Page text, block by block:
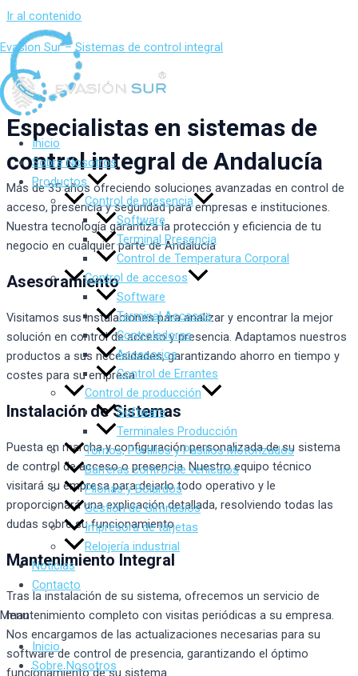
Ir al contenido
Evasion Sur – Sistemas de control integral
Inicio
Sobre Nosotros
Productos
Control de presencia
Software
Terminal Presencia
Control de Temperatura Corporal
Control de accesos
Software
Terminal Accesos
Controladoras
Accesorios
Control de Errantes
Control de producción
Software
Terminales Producción
Tornos, Portillos y Pasillos Motorizados
Barreras control de vehículos
Pilonas y Bolardos
Gestión de Gimnasios
Impresora de tarjetas
Relojería industrial
Noticias
Contacto
Menu
Inicio
Sobre Nosotros
Especialistas en sistemas de
control integral de Andalucía
Más de 35 años ofreciendo soluciones avanzadas en control de
acceso, presencia y seguridad para empresas e instituciones.
Nuestra tecnología garantiza la protección y eficiencia de tu
negocio en cualquier parte de Andalucía
Asesoramiento
Visitamos sus instalaciones para analizar y encontrar la mejor
solución en control de acceso y presencia. Adaptamos nuestros
productos a sus necesidades, garantizando ahorro en tiempo y
costes para su empresa.
Instalación de Sistemas
Puesta en marcha y configuración personalizada de su sistema
de control de acceso o presencia. Nuestro equipo técnico
visitará su empresa para dejarlo todo operativo y le
proporcionará una explicación detallada, resolviendo todas las
dudas sobre su funcionamiento
Mantenimiento Integral
Tras la instalación de su sistema, ofrecemos un servicio de
mantenimiento completo con visitas periódicas a su empresa.
Nos encargamos de las actualizaciones necesarias para su
software de control de presencia, garantizando el óptimo
funcionamiento de su sistema.